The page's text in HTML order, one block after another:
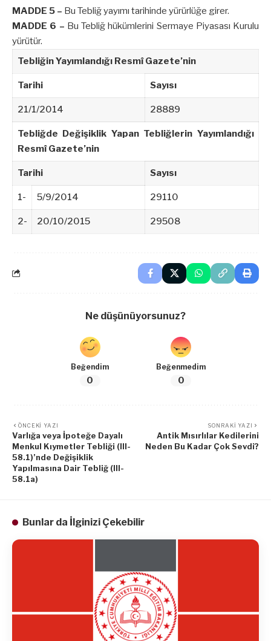
MADDE 5 – Bu Tebliğ yayımı tarihinde yürürlüğe girer.
MADDE 6 – Bu Tebliğ hükümlerini Sermaye Piyasası Kurulu
yürütür.
Tebliğin Yayımlandığı Resmî Gazete’nin
Tarihi Sayısı
21/1/2014 28889
Tebliğde Değişiklik Yapan Tebliğlerin Yayımlandığı
Resmî Gazete’nin
Tarihi Sayısı
1- 5/9/2014 29110
2- 20/10/2015 29508
Ne düşünüyorsunuz?
Beğendim
0
Beğenmedim
0
ÖNCEKI YAZI
Varlığa veya İpoteğe Dayalı
Menkul Kıymetler Tebliği (III-
58.1)’nde Değişiklik
Yapılmasına Dair Tebliğ (III-
58.1a)
SONRAKI YAZI
Antik Mısırlılar Kedilerini
Neden Bu Kadar Çok Sevdi?
Bunlar da İlginizi Çekebilir